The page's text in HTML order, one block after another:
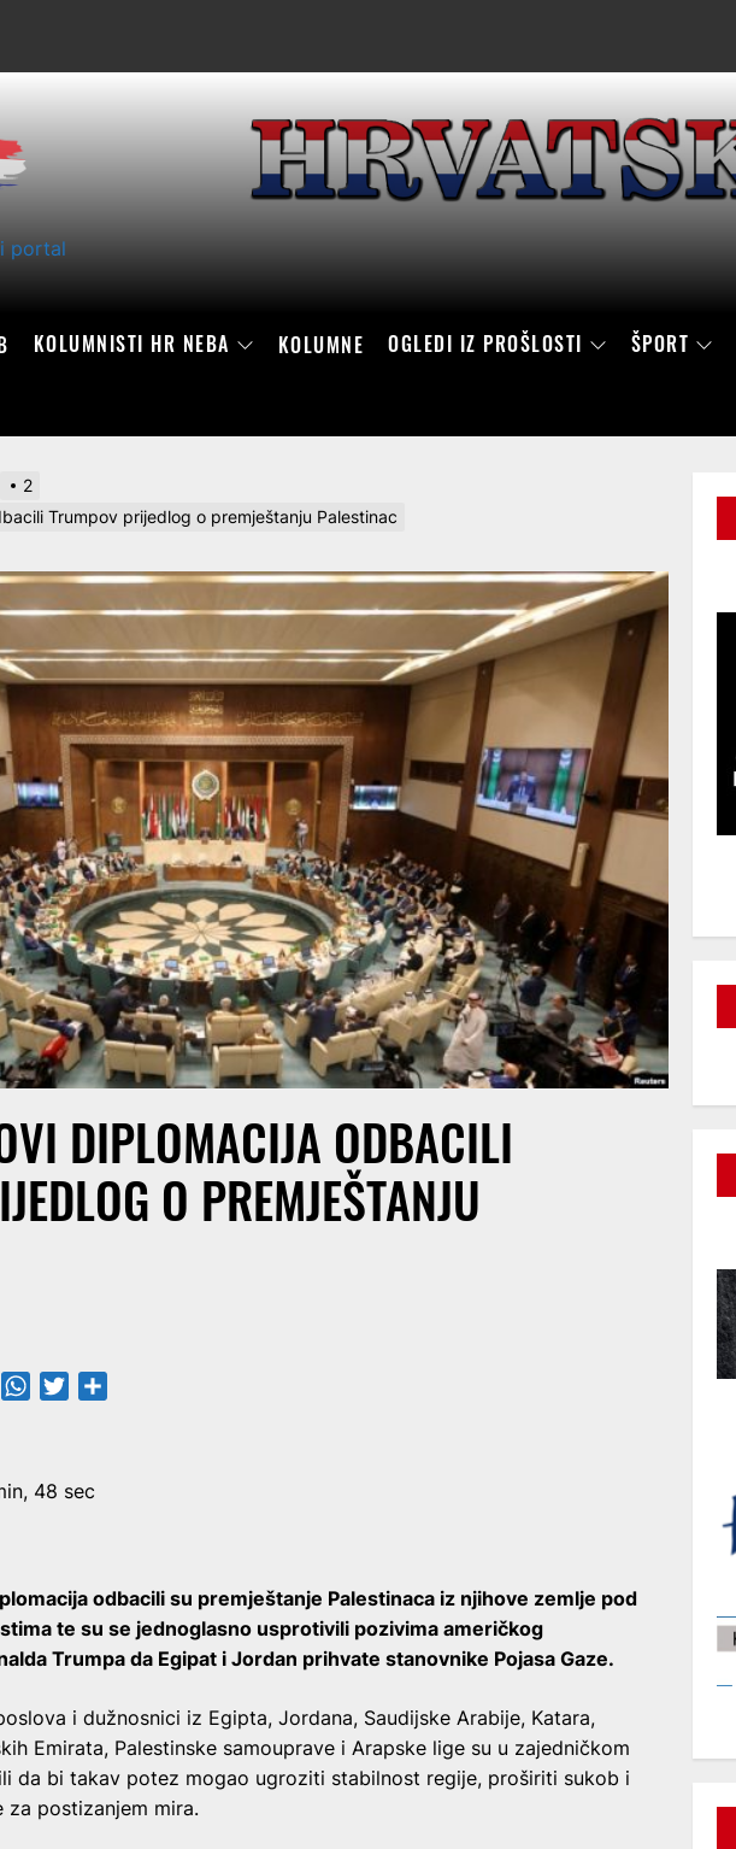
portal
KOLUMNISTI HR NEBA KOLUMNE OGLEDI IZ PROŠLOSTI ŠPORT
2
Trumpov prijedlog o premještanju Palestinac
DIPLOMACIJA ODBACILI
O PREMJEŠTANJU
PrintFriendly
WhatsApp
Twitter
48 sec
odbacili su premještanje Palestinaca iz njihove zemlje pod
te su se jednoglasno usprotivili pozivima američkog
Trumpa da Egipat i Jordan prihvate stanovnike Pojasa Gaze.
i dužnosnici iz Egipta, Jordana, Saudijske Arabije, Katara,
Emirata, Palestinske samouprave i Arapske lige su u zajedničkom
da bi takav potez mogao ugroziti stabilnost regije, proširiti sukob i
postizanjem mira.